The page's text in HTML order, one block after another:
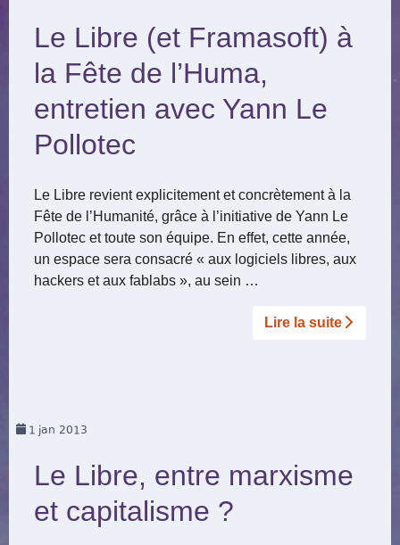
Le Libre (et Framasoft) à
la Fête de l’Huma,
entretien avec Yann Le
Pollotec
Le Libre revient explicitement et concrètement à la
Fête de l’Humanité, grâce à l’initiative de Yann Le
Pollotec et toute son équipe. En effet, cette année,
un espace sera consacré « aux logiciels libres, aux
hackers et aux fablabs », au sein …
Lire la suite­­
1 jan 2013
Le Libre, entre marxisme
et capitalisme ?